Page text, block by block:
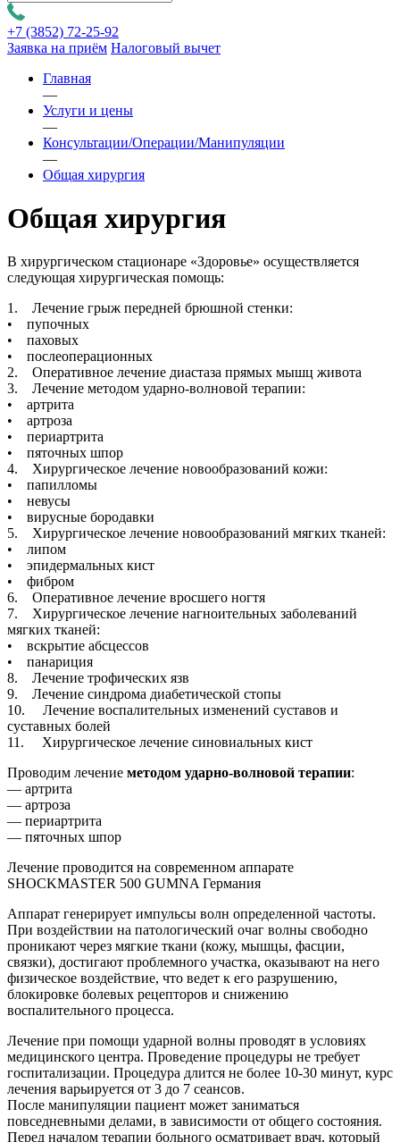
+7 (3852) 72-25-92
Заявка на приём Налоговый вычет
Главная
—
Услуги и цены
—
Консультации/Операции/Манипуляции
—
Общая хирургия
Общая хирургия
В хирургическом стационаре «Здоровье» осуществляется
следующая хирургическая помощь:
1. Лечение грыж передней брюшной стенки:
• пупочных
• паховых
• послеоперационных
2. Оперативное лечение диастаза прямых мышц живота
3. Лечение методом ударно-волновой терапии:
• артрита
• артроза
• периартрита
• пяточных шпор
4. Хирургическое лечение новообразований кожи:
• папилломы
• невусы
• вирусные бородавки
5. Хирургическое лечение новообразований мягких тканей:
• липом
• эпидермальных кист
• фибром
6. Оперативное лечение вросшего ногтя
7. Хирургическое лечение нагноительных заболеваний
мягких тканей:
• вскрытие абсцессов
• панариция
8. Лечение трофических язв
9. Лечение синдрома диабетической стопы
10. Лечение воспалительных изменений суставов и
суставных болей
11. Хирургическое лечение синовиальных кист
Проводим лечение методом ударно-волновой терапии:
— артрита
— артроза
— периартрита
— пяточных шпор
Лечение проводится на современном аппарате
SHOCKMASTER 500 GUMNA Германия
Аппарат генерирует импульсы волн определенной частоты.
При воздействии на патологический очаг волны свободно
проникают через мягкие ткани (кожу, мышцы, фасции,
связки), достигают проблемного участка, оказывают на него
физическое воздействие, что ведет к его разрушению,
блокировке болевых рецепторов и снижению
воспалительного процесса.
Лечение при помощи ударной волны проводят в условиях
медицинского центра. Проведение процедуры не требует
госпитализации. Процедура длится не более 10-30 минут, курс
лечения варьируется от 3 до 7 сеансов.
После манипуляции пациент может заниматься
повседневными делами, в зависимости от общего состояния.
Перед началом терапии больного осматривает врач, который